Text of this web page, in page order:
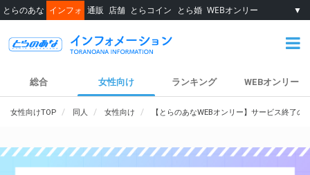
とらのあな インフォ 通販 店舗 とらコイン とら婚 WEBオンリー ▼
総合 女性向け ランキング WEBオンリー
女性向けTOP 同人 女性向け 【とらのあなWEBオンリー】サービス終了の